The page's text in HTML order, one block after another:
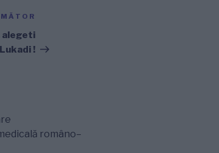
următor
alegeti
!
româno–